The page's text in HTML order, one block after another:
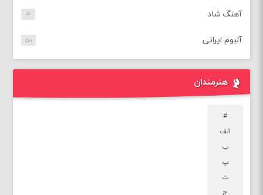
آهنگ شاد ۱۴
آلبوم ایرانی ۵۰
هنرمندان
#
الف
ب
پ
ت
ج